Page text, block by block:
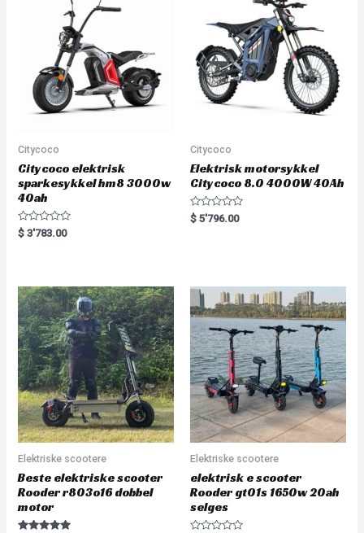
Citycoco
Citycoco elektrisk
sparkesykkel hm8 3000w
40ah
R
a
o
u
t
o
f
5
$ 3'783.00
Citycoco
Elektrisk motorsykkel
Citycoco 8.0 4000W 40Ah
R
a
u
o
f
5
$ 5'796.00
Elektriske scootere
Beste elektriske scooter
Rooder r803o16 dobbel
motor
Elektriske scootere
elektrisk e scooter
Rooder gt01s 1650w 20ah
selges